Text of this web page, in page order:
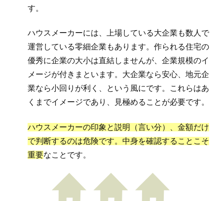
す。
ハウスメーカーには、上場している大企業も数人で
運営している零細企業もあります。作られる住宅の
優秀に企業の大小は直結しませんが、企業規模のイ
メージが付きまといます。大企業なら安心、地元企
業なら小回りが利く、という風にです。これらはあ
くまでイメージであり、見極めることが必要です。
ハウスメーカーの印象と説明（言い分）、金額だけ
で判断するのは危険です。中身を確認することこそ
重要なことです。